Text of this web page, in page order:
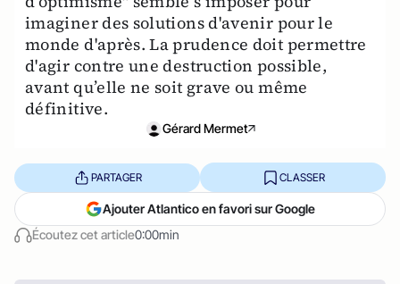
imaginer des solutions d'avenir pour le
monde d'après. La prudence doit permettre
d'agir contre une destruction possible,
avant qu’elle ne soit grave ou même
définitive.
Gérard Mermet
Écoutez cet article0:00min
PARTAGER CLASSER
Ajouter Atlantico en favori sur Google